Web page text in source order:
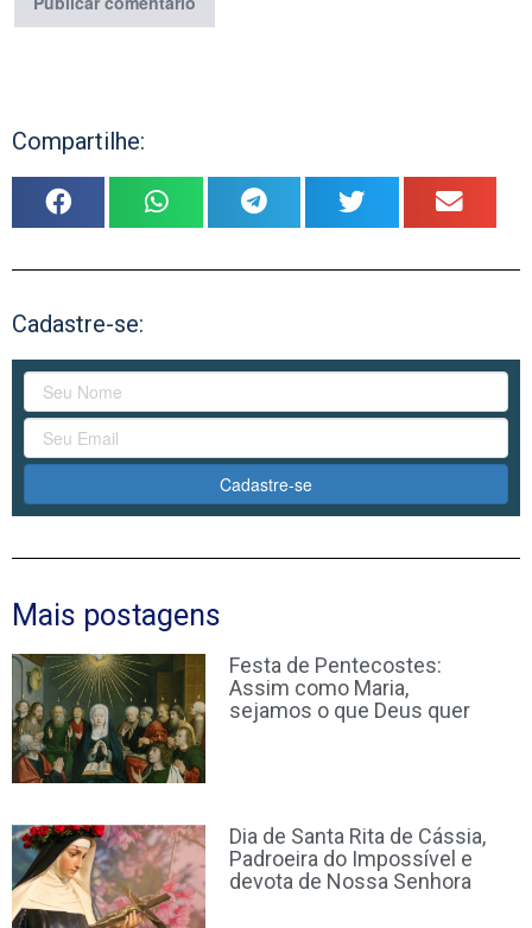
Compartilhe:
Cadastre-se:
Cadastre-se
Mais postagens
Festa de Pentecostes:
Assim como Maria,
sejamos o que Deus quer
Dia de Santa Rita de Cássia,
Padroeira do Impossível e
devota de Nossa Senhora